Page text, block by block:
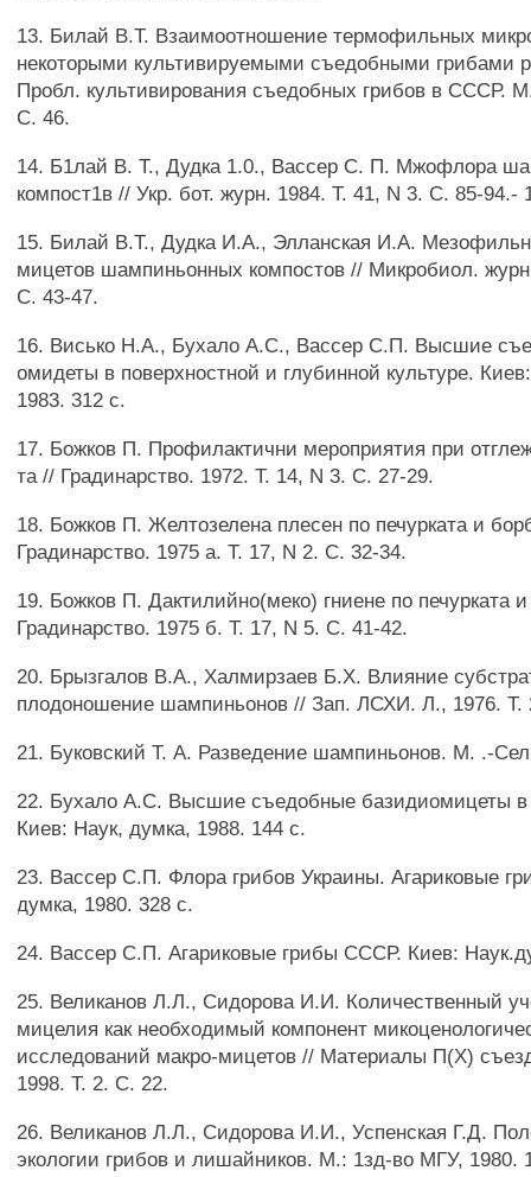
13. Билай В.Т. Взаимоотношение термофильных
некоторыми культивируемыми съедобными грибами
Пробл. культивирования съедобных грибов в СССР.
С. 46.
14. Б1лай В. Т., Дудка 1.0., Вассер С. П. Мжофлора
компост1в // Укр. бот. журн. 1984. Т. 41, N 3. С. 85-94.-
15. Билай В.Т., Дудка И.А., Элланская И.А.
мицетов шампиньонных компостов // Микробиол.
С. 43-47.
16. Висько H.A., Бухало A.C., Вассер С.П. Высшие
омидеты в поверхностной и глубинной культуре.
1983. 312 с.
17. Божков П. Профилактични мероприятия при
та // Градинарство. 1972. Т. 14, N 3. С. 27-29.
18. Божков П. Желтозелена плесен по печурката и
Градинарство. 1975 а. Т. 17, N 2. С. 32-34.
19. Божков П. Дактилийно(меко) гниене по печурката
Градинарство. 1975 б. Т. 17, N 5. С. 41-42.
20. Брызгалов В.А., Халмирзаев Б.Х. Влияние
плодоношение шампиньонов // Зап. ЛСХИ. Л., 1976. Т.
21. Буковский Т. А. Разведение шампиньонов. М. .-
22. Бухало A.C. Высшие съедобные базидиомицеты в
Киев: Наук, думка, 1988. 144 с.
23. Вассер С.П. Флора грибов Украины. Агариковые
думка, 1980. 328 с.
24. Вассер С.П. Агариковые грибы СССР. Киев:
25. Великанов Л.Л., Сидорова И.И. Количественный
мицелия как необходимый компонент
исследований макро-мицетов // Материалы П(Х)
1998. Т. 2. С. 22.
26. Великанов Л.Л., Сидорова И.И., Успенская Г.Д.
экологии грибов и лишайников. М.: 1зд-во МГУ, 1980.